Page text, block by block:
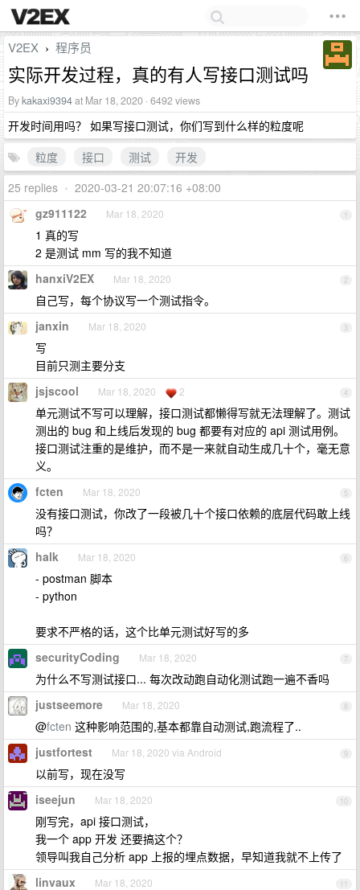
V2EX › 程序员
实际开发过程，真的有人写接口测试吗
Bykakaxi9394at Mar 18, 2020 · 6492 views
开发时间用吗？ 如果写接口测试，你们写到什么样的粒度呢
粒度
接口 测试
开发
25 replies • 2020-03-21 20:07:16 +08:00
1
gz911122 Mar 18, 2020
1 真的写
2 是测试 mm 写的我不知道
2
hanxiV2EX Mar 18, 2020
自己写，每个协议写一个测试指令。
3
janxin Mar 18, 2020
写
目前只测主要分支
4
jsjscool Mar 18, 2020 2
单元测试不写可以理解，接口测试都懒得写就无法理解了。测试
测出的 bug 和上线后发现的 bug 都要有对应的 api 测试用例。
接口测试注重的是维护，而不是一来就自动生成几十个，毫无意
义。
5
fcten Mar 18, 2020
没有接口测试，你改了一段被几十个接口依赖的底层代码敢上线
吗？
6
halk Mar 18, 2020
- postman 脚本
- python
要求不严格的话，这个比单元测试好写的多
7
securityCoding Mar 18, 2020
为什么不写测试接口... 每次改动跑自动化测试跑一遍不香吗
8
justseemore Mar 18, 2020
@fcten 这种影响范围的,基本都靠自动测试,跑流程了..
9
justfortest Mar 18, 2020 via Android
以前写，现在没写
10
iseejun Mar 18, 2020
刚写完，api 接口测试，
我一个 app 开发 还要搞这个？
领导叫我自己分析 app 上报的埋点数据，早知道我就不上传了
11
linvaux Mar 18, 2020